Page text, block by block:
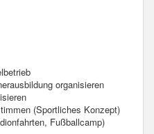
organisieren
(Sportliches Konzept)
Fußballcamp)